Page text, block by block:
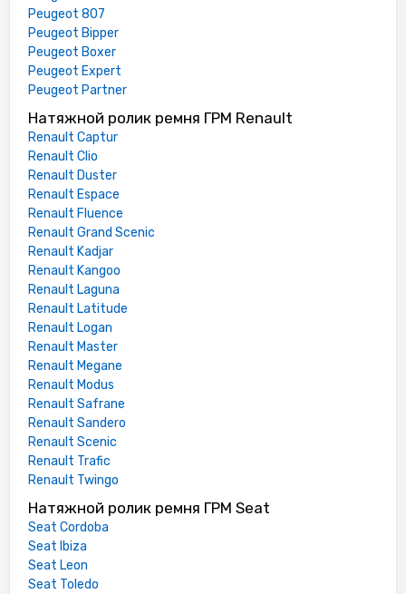
Peugeot 807
Peugeot Bipper
Peugeot Boxer
Peugeot Expert
Peugeot Partner
Натяжной ролик ремня ГРМ Renault
Renault Captur
Renault Clio
Renault Duster
Renault Espace
Renault Fluence
Renault Grand Scenic
Renault Kadjar
Renault Kangoo
Renault Laguna
Renault Latitude
Renault Logan
Renault Master
Renault Megane
Renault Modus
Renault Safrane
Renault Sandero
Renault Scenic
Renault Trafic
Renault Twingo
Натяжной ролик ремня ГРМ Seat
Seat Cordoba
Seat Ibiza
Seat Leon
Seat Toledo